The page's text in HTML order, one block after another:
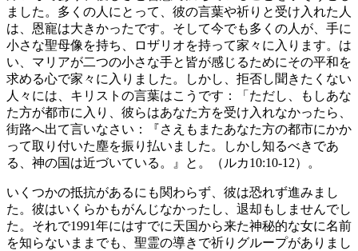
ました。多くの人にとって、彼の言葉や祈りと受け入れた人
は、恩寵は大きかったです。そして今でも多くの人が、手に
小さな聖母像を持ち、ロザリオを持って家々に入ります。は
い、マリアが二つの小さな手と皆が感じるためにその平和を
求める心で家々に入りました。しかし、拒否し聞きたくない
人々には、キリストの言葉はこうです：「ただし、もしあな
た方が都市に入り、彼らはあなた方を受け入れなかったら、
街路へ出て言いなさい：『さえもまたあなた方の都市にかか
って取り付いた塵を振り払いました。しかし知るべきであ
る、神の国は近づいている。』と。（ルカ10:10-12）。
いくつかの抵抗があるにも関わらず、彼は恐れず進みまし
た。彼はいくらかもがんじなかったし、退却もしませんでし
た。それで1991年にはすでに天国から来た神秘的な女に名前
を知らないままでも、聖霊の導きで祈りグループがありまし